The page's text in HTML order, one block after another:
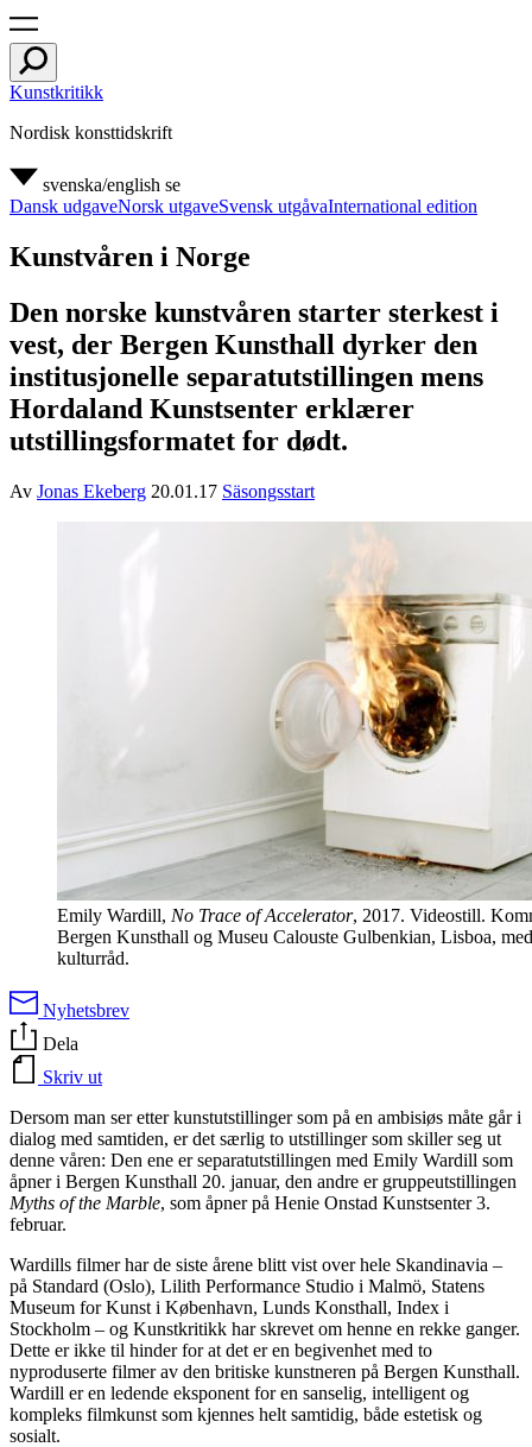
Kunstkritikk
Nordisk konsttidskrift
svenska/english se
Dansk udgaveNorsk utgaveSvensk utgåvaInternational edition
Kunstvåren i Norge
Den norske kunstvåren starter sterkest i
vest, der Bergen Kunsthall dyrker den
institusjonelle separatutstillingen mens
Hordaland Kunstsenter erklærer
utstillingsformatet for dødt.
Av Jonas Ekeberg 20.01.17 Säsongsstart
Emily Wardill, No Trace of Accelerator, 2017. Videostill.
Bergen Kunsthall og Museu Calouste Gulbenkian, Lisboa,
kulturråd.
Nyhetsbrev
Dela
Skriv ut
Dersom man ser etter kunstutstillinger som på en ambisiøs måte går i
dialog med samtiden, er det særlig to utstillinger som skiller seg ut
denne våren: Den ene er separatutstillingen med Emily Wardill som
åpner i Bergen Kunsthall 20. januar, den andre er gruppeutstillingen
Myths of the Marble, som åpner på Henie Onstad Kunstsenter 3.
februar.
Wardills filmer har de siste årene blitt vist over hele Skandinavia –
på Standard (Oslo), Lilith Performance Studio i Malmö, Statens
Museum for Kunst i København, Lunds Konsthall, Index i
Stockholm – og Kunstkritikk har skrevet om henne en rekke ganger.
Dette er ikke til hinder for at det er en begivenhet med to
nyproduserte filmer av den britiske kunstneren på Bergen Kunsthall.
Wardill er en ledende eksponent for en sanselig, intelligent og
kompleks filmkunst som kjennes helt samtidig, både estetisk og
sosialt.